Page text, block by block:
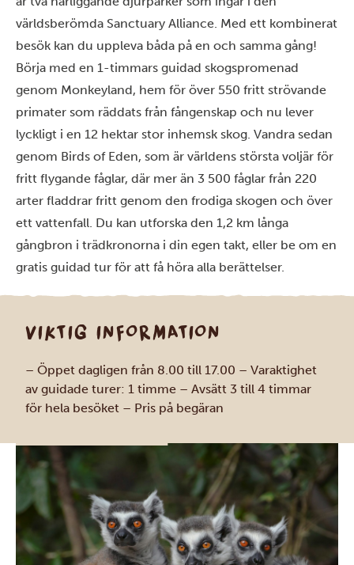
världsberömda Sanctuary Alliance. Med ett kombinerat
besök kan du uppleva båda på en och samma gång!
Börja med en 1-timmars guidad skogspromenad
genom Monkeyland, hem för över 550 fritt strövande
primater som räddats från fångenskap och nu lever
lyckligt i en 12 hektar stor inhemsk skog. Vandra sedan
genom Birds of Eden, som är världens största voljär för
fritt flygande fåglar, där mer än 3 500 fåglar från 220
arter fladdrar fritt genom den frodiga skogen och över
ett vattenfall. Du kan utforska den 1,2 km långa
gångbron i trädkronorna i din egen takt, eller be om en
gratis guidad tur för att få höra alla berättelser.
VIKTIG INFORMATION
– Öppet dagligen från 8.00 till 17.00 – Varaktighet
av guidade turer: 1 timme – Avsätt 3 till 4 timmar
för hela besöket – Pris på begäran